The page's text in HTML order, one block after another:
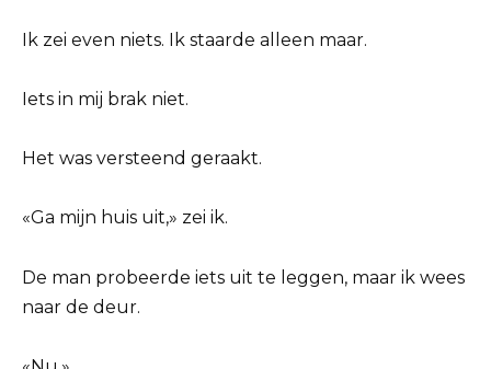
Ik zei even niets. Ik staarde alleen maar.
Iets in mij brak niet.
Het was versteend geraakt.
«Ga mijn huis uit,» zei ik.
De man probeerde iets uit te leggen, maar ik wees
naar de deur.